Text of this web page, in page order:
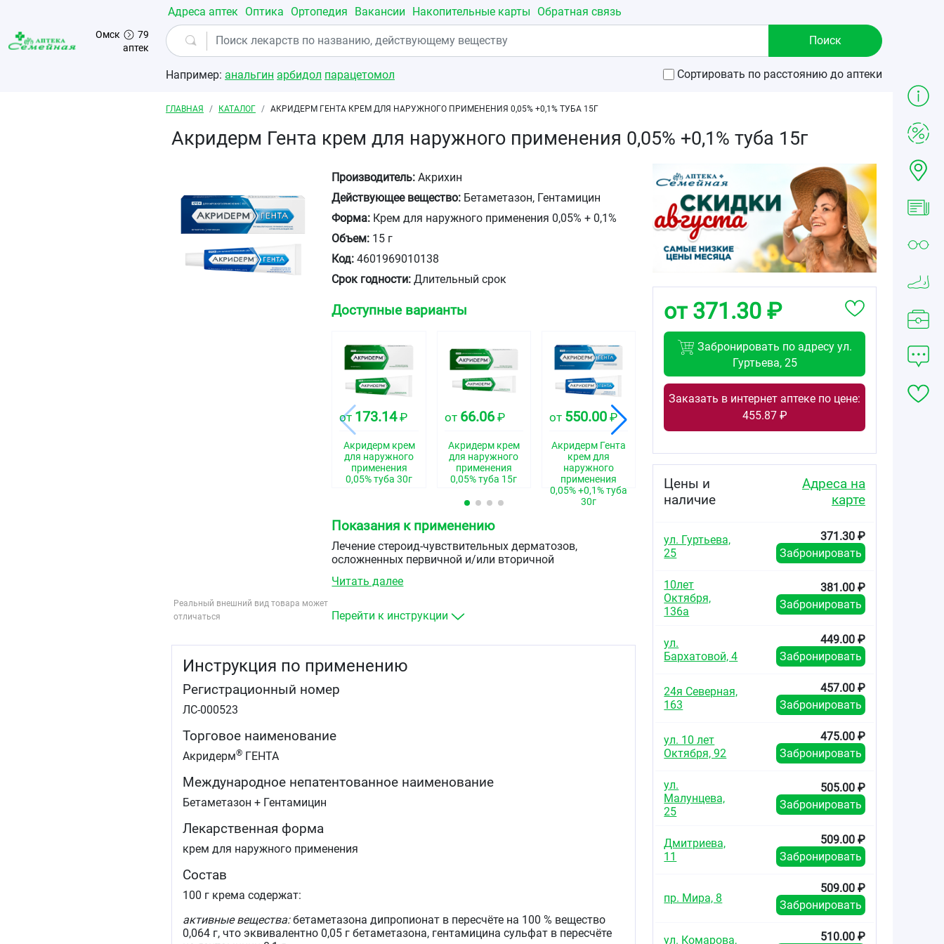
Перейти к основному содержанию
Омск
79
аптек
Адреса аптек Оптика Ортопедия Вакансии Накопительные карты Обратная связь
Например: анальгин арбидол парацетомол Сортировать по расстоянию до аптеки
Строка навигации
ГЛАВНАЯ КАТАЛОГ АКРИДЕРМ ГЕНТА КРЕМ ДЛЯ НАРУЖНОГО ПРИМЕНЕНИЯ 0,05% +0,1% ТУБА 15Г
Акридерм Гента крем для наружного применения 0,05% +0,1% туба 15г
Реальный внешний вид товара может
отличаться
Производитель: Акрихин
Действующее вещество: Бетаметазон, Гентамицин
Форма: Крем для наружного применения 0,05% + 0,1%
Объем: 15 г
Код: 4601969010138
Срок годности: Длительный срок
Доступные варианты
от 173.14₽
Акридерм крем
для наружного
применения
0,05% туба 30г
от 66.06₽
Акридерм крем
для наружного
применения
0,05% туба 15г
от 550.00 ₽
Акридерм Гента
крем для
наружного
применения
0,05% +0,1% туба
30г
крем для
наружного
применения
0,05% +0,1% туба
15г
от1254.00
крем для
наружного
применения
0,05%+0,1%+1%
Показания к применению
Лечение стероид-чувствительных дерматозов,
осложненных первичной и/или вторичной
детской, монетовидной), ограниченных и диффузных
инфекцией, чувствительной к гентамицину, дерматиты
Читать далее
Перейти к инструкции
Инструкция по применению
Регистрационный номер
ЛС-000523
Торговое наименование
Акридерм® ГЕНТА
Международное непатентованное наименование
Бетаметазон + Гентамицин
Лекарственная форма
крем для наружного применения
Состав
100 г крема содержат:
активные вещества:бетаметазона дипропионат в пересчёте на 100 % вещество
0,064 г, что эквивалентно 0,05 г бетаметазона, гентамицина сульфат в пересчёте
от 371.30 ₽
Забронировать по адресу ул.
Гуртьева, 25
Заказать в интернет аптеке по цене:
455.87 ₽
Цены и
наличие
Адреса на
карте
ул. Гуртьева,
25
371.30 ₽
Забронировать
10лет
Октября,
136а
381.00 ₽
Забронировать
ул.
Бархатовой, 4
449.00 ₽
Забронировать
24я Северная,
163
457.00 ₽
Забронировать
ул. 10 лет
Октября, 92
475.00 ₽
Забронировать
ул.
Малунцева,
25
505.00 ₽
Забронировать
Дмитриева,
11
509.00 ₽
Забронировать
пр. Мира, 8
509.00 ₽
Забронировать
ул. Комарова,
510.00 ₽